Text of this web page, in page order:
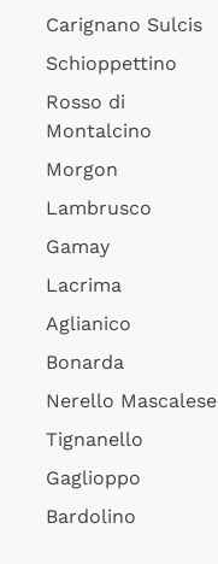
Carignano Sulcis
Schioppettino
Rosso di
Montalcino
Morgon
Lambrusco
Gamay
Lacrima
Aglianico
Bonarda
Nerello Mascalese
Tignanello
Gaglioppo
Bardolino